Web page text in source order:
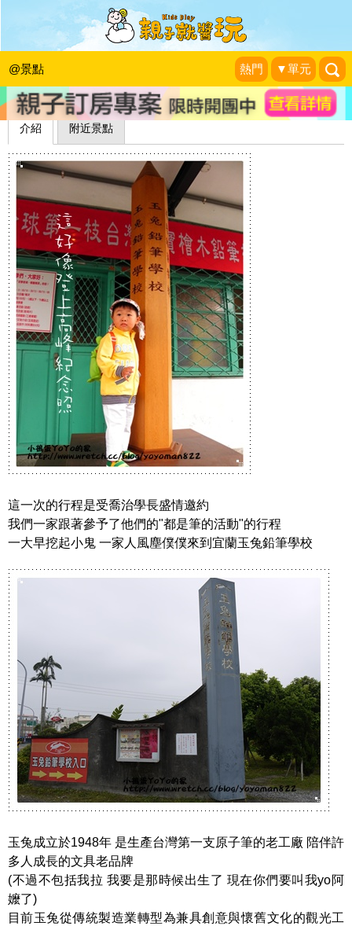
@景點 熱門 ▼單元
玉兔鉛筆學校
1＋1＝3 玩學樂生活
介紹 附近景點
這一次的行程是受喬治學長盛情邀約
我們一家跟著參予了他們的"都是筆的活動"的行程
一大早挖起小鬼 一家人風塵僕僕來到宜蘭玉兔鉛筆學校
玉兔成立於1948年 是生產台灣第一支原子筆的老工廠 陪伴許
多人成長的文具老品牌
(不過不包括我拉 我要是那時候出生了 現在你們要叫我yo阿
嬤了)
目前玉兔從傳統製造業轉型為兼具創意與懷舊文化的觀光工